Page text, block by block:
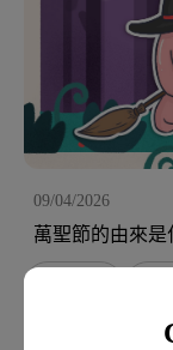
09/04/2026
萬聖節的由來是
季節性